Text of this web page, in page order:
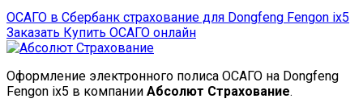
ОСАГО в Сбербанк страхование для Dongfeng Fengon ix5
Заказать Купить ОСАГО онлайн
Оформление электронного полиса ОСАГО на Dongfeng
Fengon ix5 в компании Абсолют Страхование.